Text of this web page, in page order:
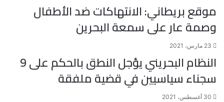
موقع بريطاني: الانتهاكات ضد الأطفال
وصمة عار على سمعة البحرين
23 مارس، 2021
النظام البحريني يؤجل النطق بالحكم على 9
سجناء سياسيين في قضية ملفقة
30 أغسطس، 2021